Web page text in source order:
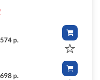
574 р.
698 р.